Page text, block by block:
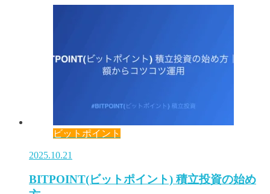
ビットポイント
2025.10.21
BITPOINT(ビットポイント) 積立投資の始め